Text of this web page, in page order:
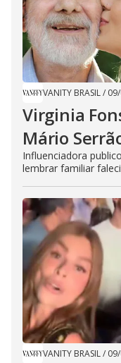
VANITY BRASIL/
Virginia
Mário
Influenciadora
lembrar familiar
VANITY BRASIL/